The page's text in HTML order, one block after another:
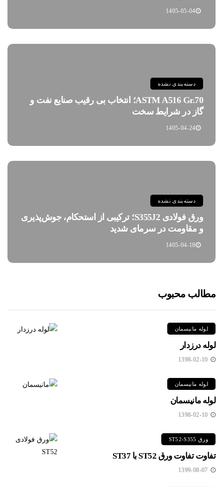
1405-05-04
دسته‌بندی نشده
ASTM A516 Gr.70؛ انتخاب بی رقیب صنایع نفت و
گاز در شرایط سخت
1405-04-24
دسته‌بندی نشده
ورق فولادی S355J2؛ ترکیبی از استحکام، جوش‌پذیری
و مقاومت در سرمای شدید
1405-04-18
مطالب محبوب
لوله مانیسمان
لوله درزدار
1398-02-10
لوله مانیسمان
لوله مانیسمان
1398-02-10
ورق ST52-S355
تفاوت تفاوت ورق ST52 با ST37
1399-08-07